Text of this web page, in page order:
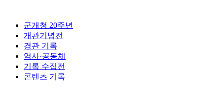
군개청 20주년
개관기념전
경관 기록
역사·공동체
기록 수집전
콘텐츠 기록